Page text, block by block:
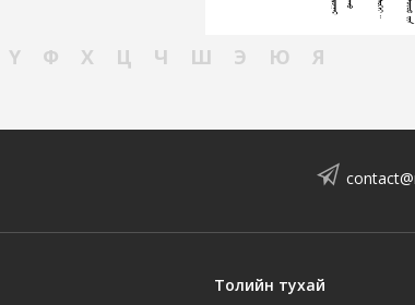
Ү Ф Х Ц Ч Ш Э Ю Я
Толийн тухай